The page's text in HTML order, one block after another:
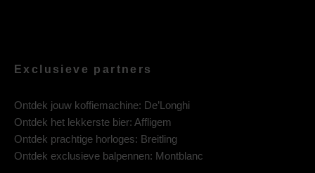
Exclusieve partners
Ontdek jouw koffiemachine: De’Longhi
Ontdek het lekkerste bier: Affligem
Ontdek prachtige horloges: Breitling
Ontdek exclusieve balpennen: Montblanc